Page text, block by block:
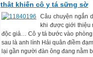
thật khiến cô y tá sững sờ
Câu chuyện ngắn
khi được giới thiệu
độc giả… Cô y tá bước vào
sau là anh lính Hải quân điềm
lại gần người đàn ông đang nằm